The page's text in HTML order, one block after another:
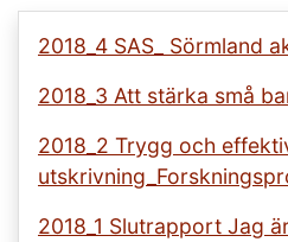
2018_4 SAS_ Sörmland
2018_3 Att stärka små
2018_2 Trygg och
2018_1 Slutrapport Jag